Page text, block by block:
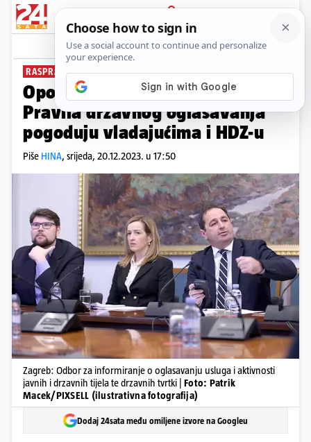
PRIJAVA
News Komentari
RASPRAVA O FINANCIRANJU
Oporba na Odboru za medije:
Pravila državnog oglašavanja
pogoduju vladajućima i HDZ-u
Piše HINA, srijeda, 20.12.2023. u 17:50
Zagreb: Odbor za informiranje o oglasavanju usluga i aktivnosti
javnih i drzavnih tijela te drzavnih tvrtki | Foto: Patrik
Macek/PIXSELL (ilustrativna fotografija)
Dodaj 24sata među omiljene izvore na Googleu